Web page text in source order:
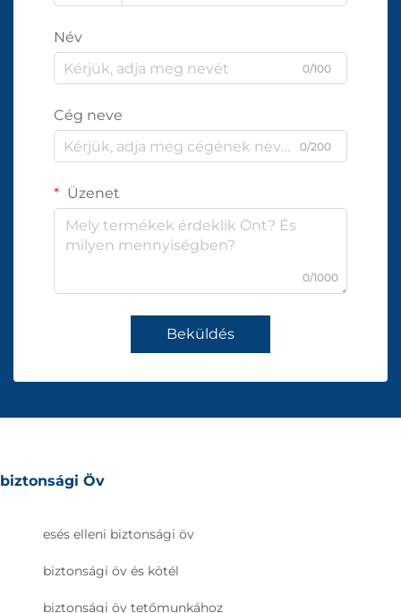
Név
0/100
Cég neve
0/200
Üzenet
0/1000
Beküldés
biztonsági Öv
esés elleni biztonsági öv
biztonsági öv és kötél
biztonsági öv tetőmunkához